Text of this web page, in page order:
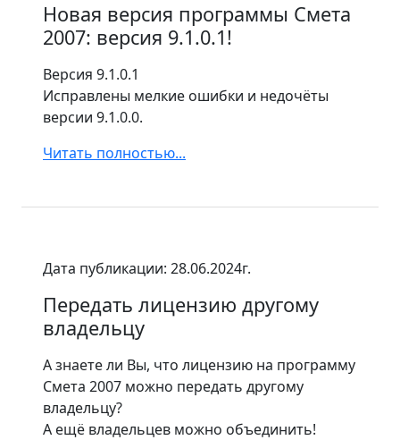
Новая версия программы Смета
2007: версия 9.1.0.1!
Версия 9.1.0.1
Исправлены мелкие ошибки и недочёты
версии 9.1.0.0.
Читать полностью...
Дата публикации: 28.06.2024г.
Передать лицензию другому
владельцу
А знаете ли Вы, что лицензию на программу
Смета 2007 можно передать другому
владельцу?
А ещё владельцев можно объединить!